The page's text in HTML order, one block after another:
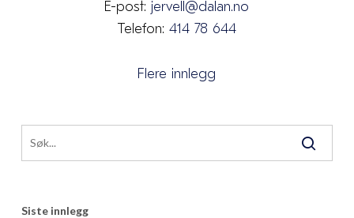
E-post: jervell@dalan.no
Telefon:414 78 644
Flere innlegg
Siste innlegg